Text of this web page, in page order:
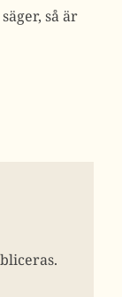
så är